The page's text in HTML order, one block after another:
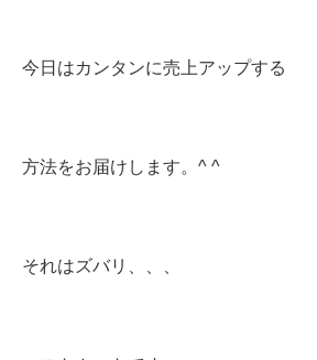
今日はカンタンに売上アップする
方法をお届けします。^ ^
それはズバリ、、、